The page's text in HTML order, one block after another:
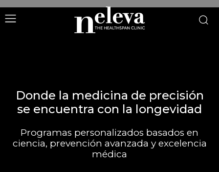
Donde la medicina de precisión
se encuentra con la longevidad
Programas personalizados basados en
ciencia, prevención avanzada y excelencia
médica